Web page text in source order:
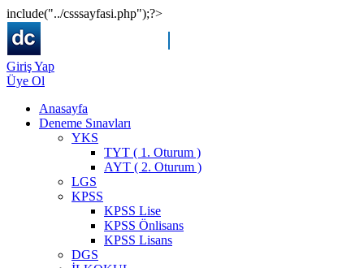
include("../csssayfasi.php");?>
Giriş Yap
Üye Ol
Anasayfa
Deneme Sınavları
YKS
TYT ( 1. Oturum )
AYT ( 2. Oturum )
LGS
KPSS
KPSS Lise
KPSS Önlisans
KPSS Lisans
DGS